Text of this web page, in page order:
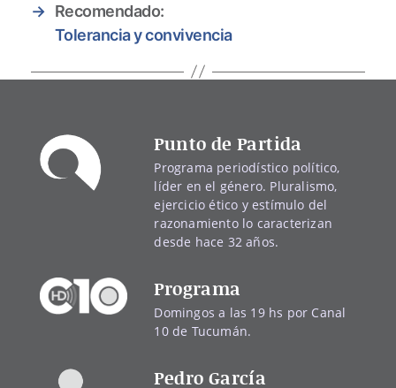
→ Recomendado:
Tolerancia y convivencia
Punto de Partida
Programa periodístico político,
líder en el género. Pluralismo,
ejercicio ético y estímulo del
razonamiento lo caracterizan
desde hace 32 años.
Programa
Domingos a las 19 hs por Canal
10 de Tucumán.
Pedro García